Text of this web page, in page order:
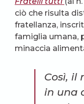
ciò che risulta
fratellanza,
famiglia umana,
minaccia
Così, il
in una